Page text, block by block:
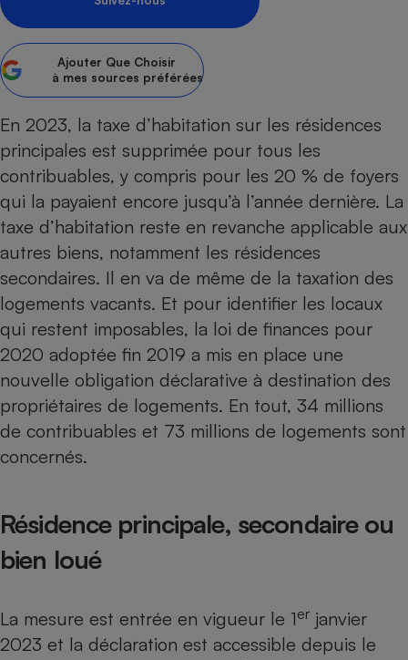
Ajouter Que Choisir
à mes sources préférées
En 2023, la taxe d’habitation sur les résidences
principales est supprimée pour tous les
contribuables, y compris pour les 20 % de foyers
qui la payaient encore jusqu’à l’année dernière. La
taxe d’habitation reste en revanche applicable aux
autres biens, notamment les résidences
secondaires. Il en va de même de la taxation des
logements vacants. Et pour identifier les locaux
qui restent imposables, la loi de finances pour
2020 adoptée fin 2019 a mis en place une
nouvelle obligation déclarative à destination des
propriétaires de logements. En tout, 34 millions
de contribuables et 73 millions de logements sont
concernés.
Résidence principale, secondaire ou
bien loué
La mesure est entrée en vigueur le 1er janvier
2023 et la déclaration est accessible depuis le
bouteille
Banque
Petit électroménager -
Climatiseur -
Téléviseur
Téléphone mobile -
Smartphone
Antivirus
Matelas
Radiateur électrique
Antimoustique